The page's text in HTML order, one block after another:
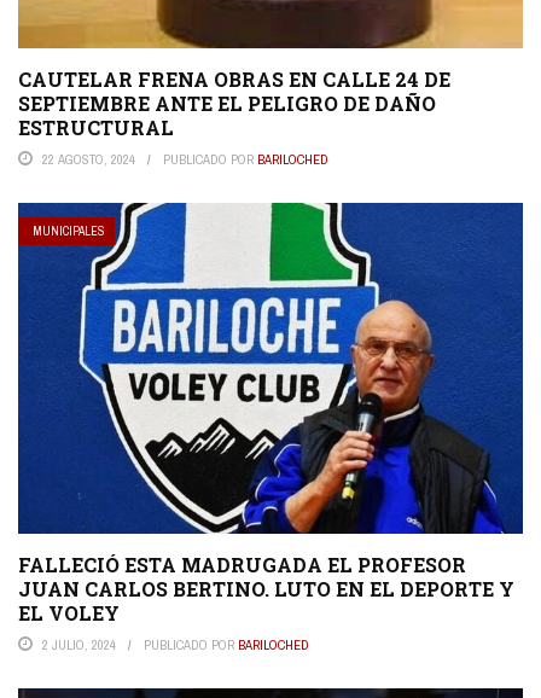
CAUTELAR FRENA OBRAS EN CALLE 24 DE
SEPTIEMBRE ANTE EL PELIGRO DE DAÑO
ESTRUCTURAL
22 AGOSTO, 2024 PUBLICADO POR BARILOCHED
MUNICIPALES
FALLECIÓ ESTA MADRUGADA EL PROFESOR
JUAN CARLOS BERTINO. LUTO EN EL DEPORTE Y
EL VOLEY
2 JULIO, 2024 PUBLICADO POR BARILOCHED